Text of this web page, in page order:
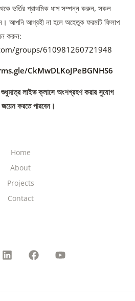
ভর্তির প্রাথমিক ধাপ সম্পন্ন করুন, সকল
আপনি আগ্রহী না হলে অহেতুক ফরমটি ফিলাপ
করুন:
groups/610981260721948
CkMwDLKoJPeBGNHS6
শুধুমাত্র লাইভ ক্লাসে অংশগ্রহণ করার সুযোগ
জয়েন করতে পারবেন।
Home
About
Projects
Contact